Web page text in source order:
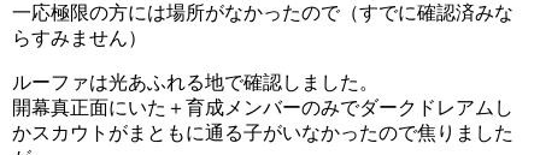
一応極限の方には場所がなかったので（すでに確認済みな
らすみません）
ルーファは光あふれる地で確認しました。
開幕真正面にいた＋育成メンバーのみでダークドレアムし
かスカウトがまともに通る子がいなかったので焦りました